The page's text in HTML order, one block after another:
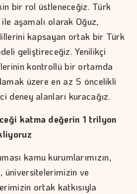
bir rol üstleneceğiz. Türk
aşamalı olarak Oğuz,
kapsayan ortak bir Türk
geliştireceğiz. Yenilikçi
kontrollü bir ortamda
üzere en az 5 öncelikli
deney alanları kuracağız.
katma değerin 1 trilyon
kamu kurumlarımızın,
üniversitelerimizin ve
ortak katkısıyla